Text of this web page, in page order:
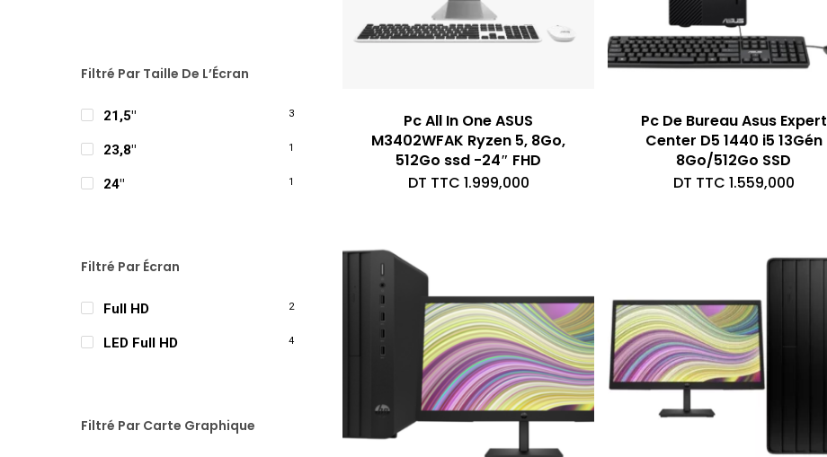
Filtré Par Taille De L’Écran
21,5" 3
23,8" 1
24" 1
Filtré Par Écran
Full HD 2
LED Full HD 4
Filtré Par Carte Graphique
Pc All In One ASUS
M3402WFAK Ryzen 5, 8Go,
512Go ssd -24″ FHD
DT TTC 1.999,000
Pc De Bureau Asus Expert
Center D5 1440 i5 13Gén
8Go/512Go SSD
DT TTC 1.559,000